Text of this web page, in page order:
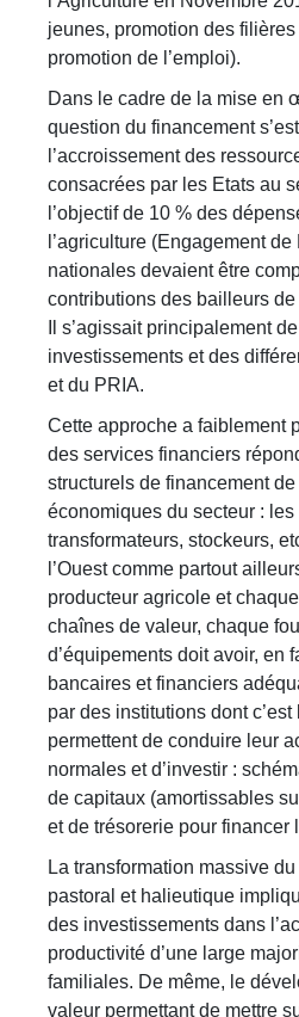
jeunes, promotion des
promotion de l’emploi).
Dans le cadre de la mise en
question du financement
l’accroissement des
consacrées par les Etats au
l’objectif de 10 % des
l’agriculture (Engagement
nationales devaient être
contributions des bailleurs
Il s’agissait principalement
investissements et des
et du PRIA.
Cette approche a faiblement
des services financiers
structurels de financement
économiques du secteur :
transformateurs, stockeurs,
l’Ouest comme partout
producteur agricole et
chaînes de valeur, chaque
d’équipements doit avoir, en
bancaires et financiers
par des institutions dont
permettent de conduire leur
normales et d’investir :
de capitaux (amortissables
et de trésorerie pour financer
La transformation massive
pastoral et halieutique
des investissements dans
productivité d’une large
familiales. De même, le
valeur permettant de mettre